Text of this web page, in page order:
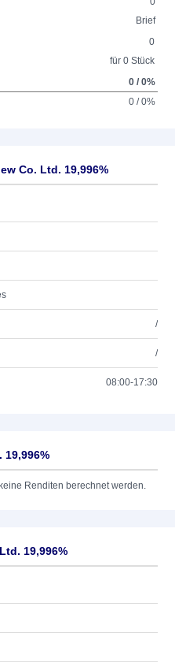
Brief
0
für 0 Stück
0 / 0%
0 / 0%
Co. Ltd. 19,996%
/
/
08:00-17:30
19,996%
Renditen berechnet werden.
19,996%